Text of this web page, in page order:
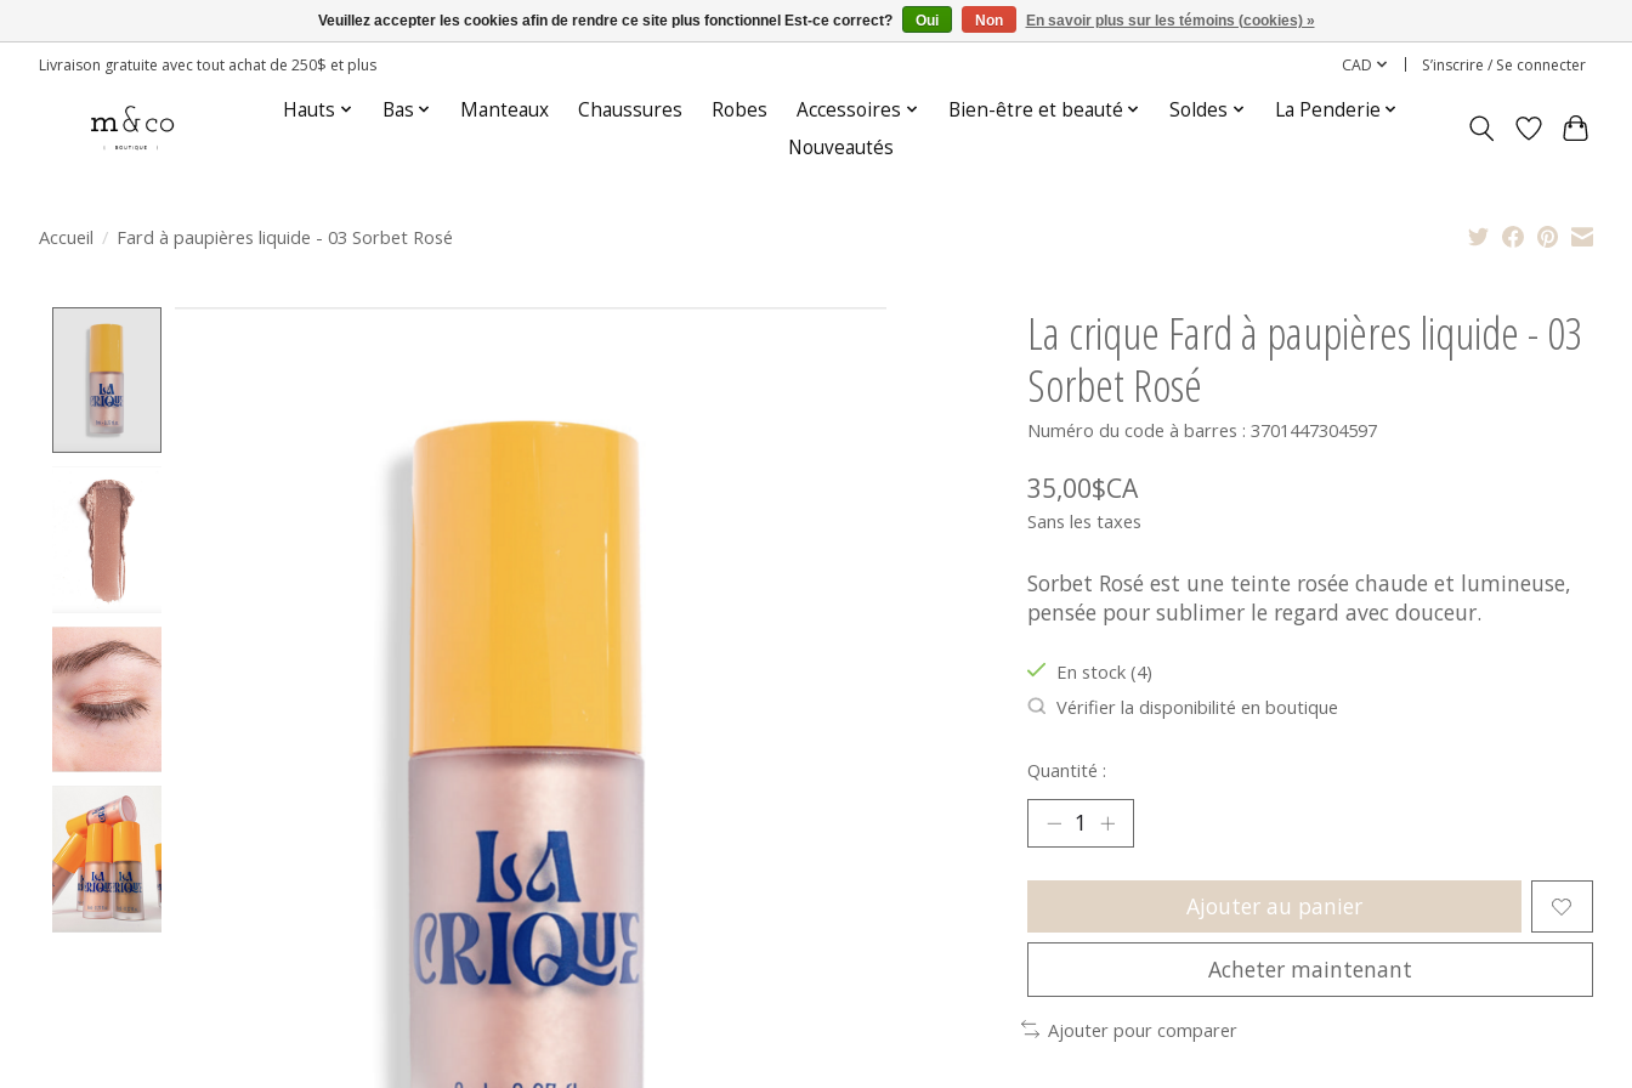
Livraison gratuite avec tout achat de 250$ et plus CAD S’inscrire / Se connecter
Hauts Bas Manteaux Chaussures Robes Accessoires Bien-être et beauté Soldes
La Penderie
Nouveautés
Accueil / Fard à paupières liquide - 03 Sorbet Rosé
La crique Fard à paupières liquide - 03
Sorbet Rosé
Numéro du code à barres : 3701447304597
35,00$CA
Sans les taxes
Sorbet Rosé est une teinte rosée chaude et lumineuse,
pensée pour sublimer le regard avec douceur.
En stock (4)
Vérifier la disponibilité en boutique
Quantité :
Ajouter au panier
Acheter maintenant
Ajouter pour comparer
Veuillez accepter les cookies afin de rendre ce site plus fonctionnel Est-ce correct? Oui Non En savoir plus sur les témoins (cookies) »